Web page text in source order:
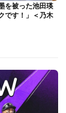
を被った池田瑛
です！」＜乃木